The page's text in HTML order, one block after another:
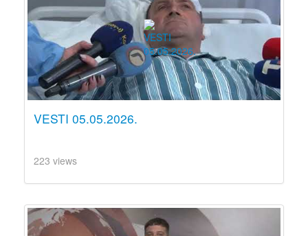
VESTI 05.05.2026.
223 views